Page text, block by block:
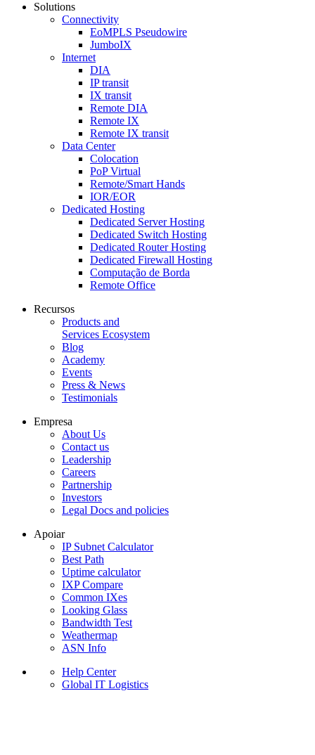
Solutions
Connectivity
EoMPLS Pseudowire
JumboIX
Internet
DIA
IP transit
IX transit
Remote DIA
Remote IX
Remote IX transit
Data Center
Colocation
PoP Virtual
Remote/Smart Hands
IOR/EOR
Dedicated Hosting
Dedicated Server Hosting
Dedicated Switch Hosting
Dedicated Router Hosting
Dedicated Firewall Hosting
Computação de Borda
Remote Office
Recursos
Products and
Services Ecosystem
Blog
Academy
Events
Press & News
Testimonials
Empresa
About Us
Contact us
Leadership
Careers
Partnership
Investors
Legal Docs and policies
Apoiar
IP Subnet Calculator
Best Path
Uptime calculator
IXP Compare
Common IXes
Looking Glass
Bandwidth Test
Weathermap
ASN Info
Help Center
Global IT Logistics